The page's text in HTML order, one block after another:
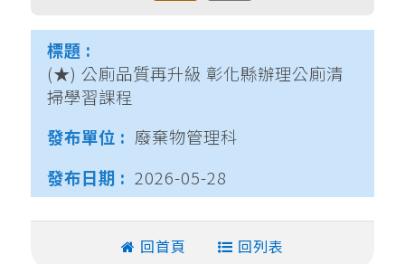
(★) 公廁品質再升級 彰化縣辦理公廁清
掃學習課程
廢棄物管理科
2026-05-28
回首頁 回列表